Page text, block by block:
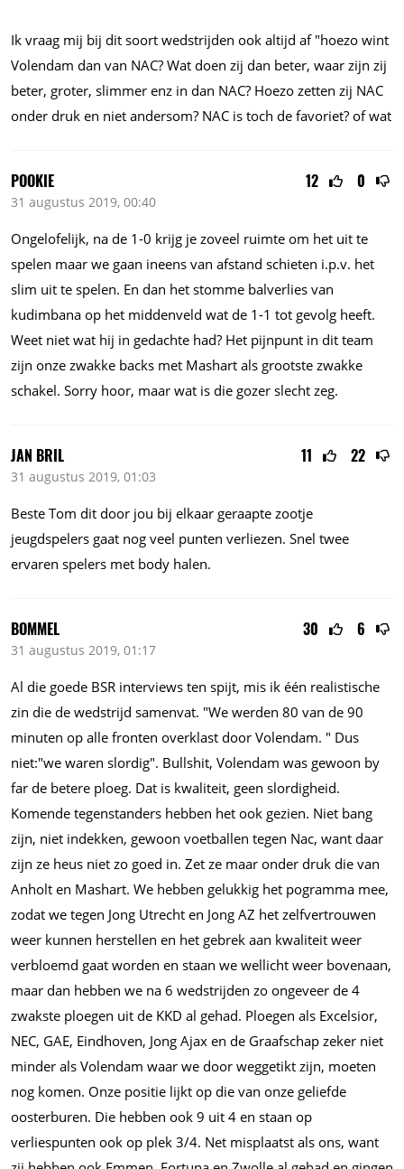
Ik vraag mij bij dit soort wedstrijden ook altijd af "hoezo wint
Volendam dan van NAC? Wat doen zij dan beter, waar zijn zij
beter, groter, slimmer enz in dan NAC? Hoezo zetten zij NAC
onder druk en niet andersom? NAC is toch de favoriet? of wat
12 0
POOKIE
31 augustus 2019, 00:40
Ongelofelijk, na de 1-0 krijg je zoveel ruimte om het uit te
spelen maar we gaan ineens van afstand schieten i.p.v. het
slim uit te spelen. En dan het stomme balverlies van
kudimbana op het middenveld wat de 1-1 tot gevolg heeft.
Weet niet wat hij in gedachte had? Het pijnpunt in dit team
zijn onze zwakke backs met Mashart als grootste zwakke
schakel. Sorry hoor, maar wat is die gozer slecht zeg.
11 22
JAN BRIL
31 augustus 2019, 01:03
Beste Tom dit door jou bij elkaar geraapte zootje
jeugdspelers gaat nog veel punten verliezen. Snel twee
ervaren spelers met body halen.
30 6
BOMMEL
31 augustus 2019, 01:17
Al die goede BSR interviews ten spijt, mis ik één realistische
zin die de wedstrijd samenvat. "We werden 80 van de 90
minuten op alle fronten overklast door Volendam. " Dus
niet:"we waren slordig". Bullshit, Volendam was gewoon by
far de betere ploeg. Dat is kwaliteit, geen slordigheid.
Komende tegenstanders hebben het ook gezien. Niet bang
zijn, niet indekken, gewoon voetballen tegen Nac, want daar
zijn ze heus niet zo goed in. Zet ze maar onder druk die van
Anholt en Mashart. We hebben gelukkig het pogramma mee,
zodat we tegen Jong Utrecht en Jong AZ het zelfvertrouwen
weer kunnen herstellen en het gebrek aan kwaliteit weer
verbloemd gaat worden en staan we wellicht weer bovenaan,
maar dan hebben we na 6 wedstrijden zo ongeveer de 4
zwakste ploegen uit de KKD al gehad. Ploegen als Excelsior,
NEC, GAE, Eindhoven, Jong Ajax en de Graafschap zeker niet
minder als Volendam waar we door weggetikt zijn, moeten
nog komen. Onze positie lijkt op die van onze geliefde
oosterburen. Die hebben ook 9 uit 4 en staan op
verliespunten ook op plek 3/4. Net misplaatst als ons, want